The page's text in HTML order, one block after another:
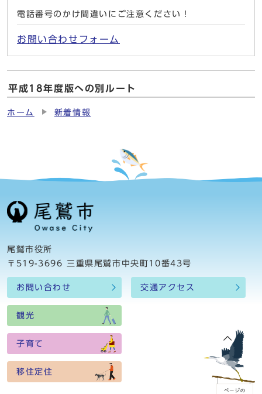
電話番号のかけ間違いにご注意ください！
お問い合わせフォーム
平成18年度版への別ルート
ホーム 新着情報
尾鷲市役所
〒519-3696 三重県尾鷲市中央町10番43号
お問い合わせ 交通アクセス
観光
子育て
移住定住